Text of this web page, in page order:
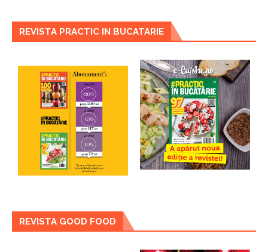
REVISTA PRACTIC IN BUCATARIE
REVISTA GOOD FOOD